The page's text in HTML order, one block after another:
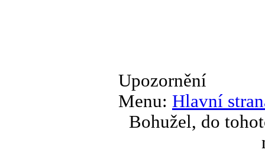
Upozornění
Menu: Hlavní
Bohužel, do